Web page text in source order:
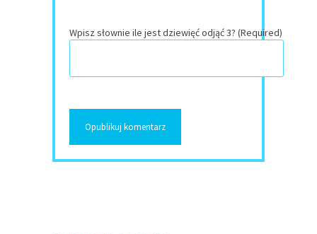
Wpisz słownie ile jest dziewięć odjąć 3? (Required)